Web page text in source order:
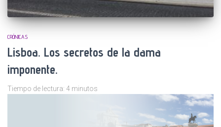
CRÓNICAS
Lisboa. Los secretos de la dama
imponente.
Tiempo de lectura: 4 minutos